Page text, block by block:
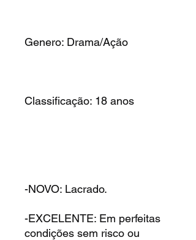
Genero: Drama/Ação
Classificação: 18 anos
-NOVO: Lacrado.
-EXCELENTE: Em perfeitas
condições sem risco ou